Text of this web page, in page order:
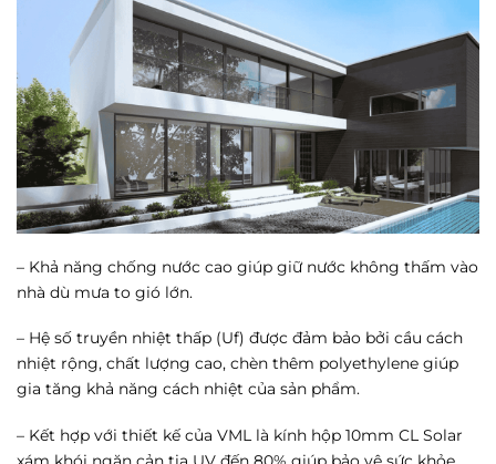
– Khả năng chống nước cao giúp giữ nước không thấm vào
nhà dù mưa to gió lớn.
– Hệ số truyền nhiệt thấp (Uf) được đảm bảo bởi cầu cách
nhiệt rộng, chất lượng cao, chèn thêm polyethylene giúp
gia tăng khả năng cách nhiệt của sản phẩm.
– Kết hợp với thiết kế của VML là kính hộp 10mm CL Solar